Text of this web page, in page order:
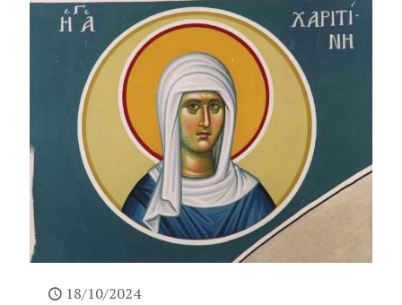
18/10/2024